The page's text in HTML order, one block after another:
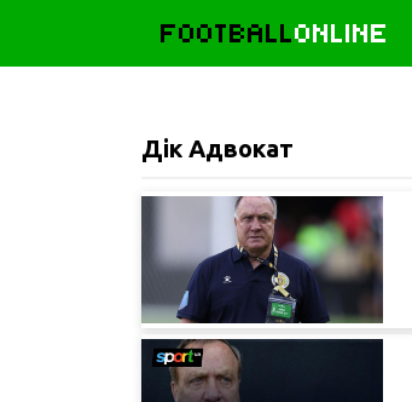
FOOTBALLONLINE
Дік Адвокат